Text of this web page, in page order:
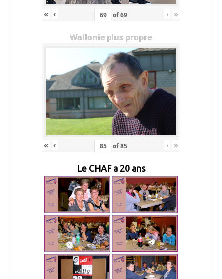
« ‹ of69 › »
Wallonie plus propre
« ‹ of85 › »
Le CHAF a 20 ans